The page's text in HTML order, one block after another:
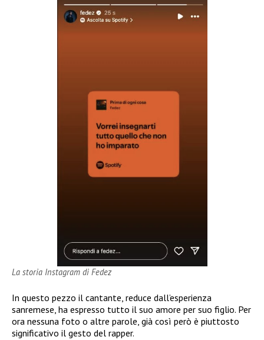
La storia Instagram di Fedez
In questo pezzo il cantante, reduce dall’esperienza
sanremese, ha espresso tutto il suo amore per suo figlio. Per
ora nessuna foto o altre parole, già così però è piuttosto
significativo il gesto del rapper.